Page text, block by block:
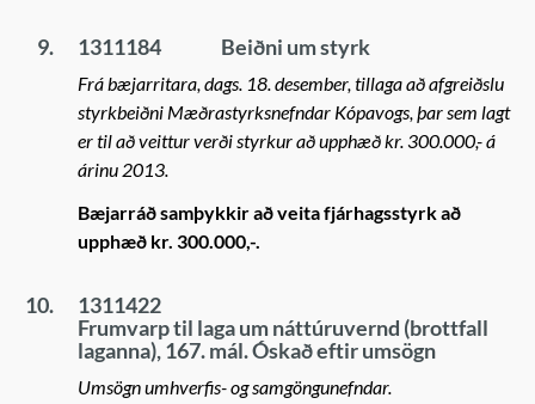
9. 1311184 Beiðni um styrk
Frá bæjarritara, dags. 18. desember, tillaga að afgreiðslu
styrkbeiðni Mæðrastyrksnefndar Kópavogs, þar sem lagt
er til að veittur verði styrkur að upphæð kr. 300.000,- á
árinu 2013.
Bæjarráð samþykkir að veita fjárhagsstyrk að
upphæð kr. 300.000,-.
10.
1311422
Frumvarp til laga um náttúruvernd (brottfall
laganna), 167. mál. Óskað eftir umsögn
Umsögn umhverfis- og samgöngunefndar.